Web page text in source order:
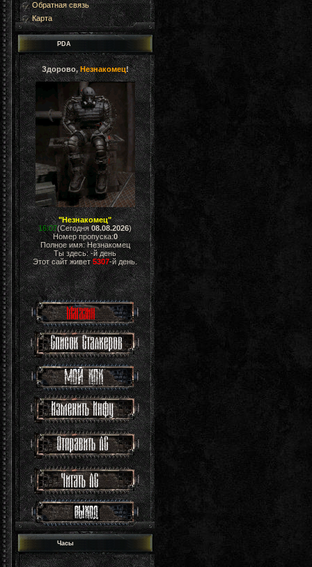
Обратная связь
Карта
PDA
Здорово,Незнакомец!
"Незнакомец"
16:07(Сегодня08.08.2026)
Номер пропуска:0
Полное имя: Незнакомец
Ты здесь:-й день
Этот сайт живет5307-й день.
Часы